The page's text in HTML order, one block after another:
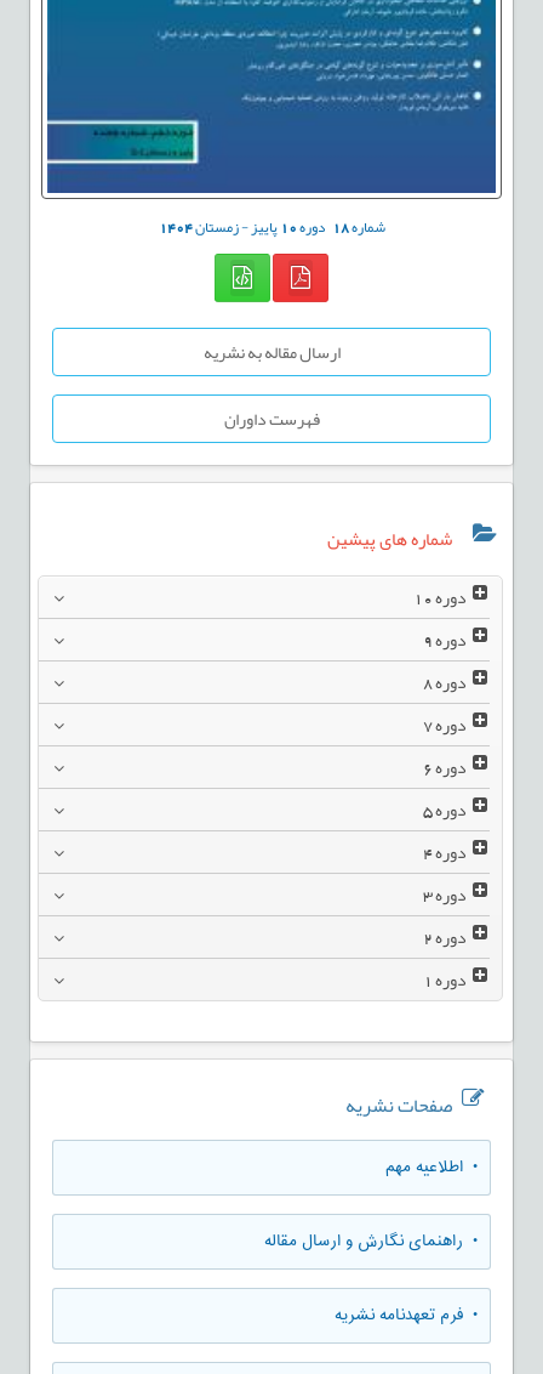
شماره18 دوره10پاییز - زمستان1404
ارسال مقاله به نشریه
فهرست داوران
شماره های پیشین
دوره10
دوره9
دوره8
دوره7
دوره6
دوره5
دوره4
دوره3
دوره2
دوره1
صفحات نشریه
• اطلاعیه مهم
• راهنمای نگارش و ارسال مقاله
• فرم تعهدنامه نشریه